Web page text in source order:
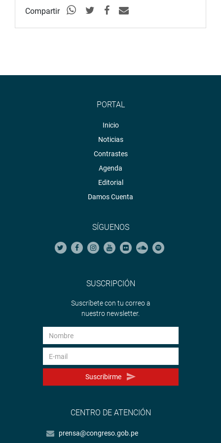
OFICINA DE COMUNICACIONES
Compartir
PORTAL
Inicio
Noticias
Contrastes
Agenda
Editorial
Damos Cuenta
SÍGUENOS
SUSCRIPCIÓN
Suscríbete con tu correo a
nuestro newsletter.
Suscribirme
CENTRO DE ATENCIÓN
prensa@congreso.gob.pe